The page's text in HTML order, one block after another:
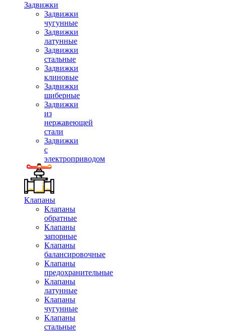
Задвижки
Задвижки
чугунные
Задвижки
латунные
Задвижки
стальные
Задвижки
клиновые
Задвижки
шиберные
Задвижки
из
нержавеющей
стали
Задвижки
с
электроприводом
Клапаны
Клапаны
обратные
Клапаны
запорные
Клапаны
балансировочные
Клапаны
предохранительные
Клапаны
латунные
Клапаны
чугунные
Клапаны
стальные